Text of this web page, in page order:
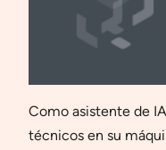
Como asistente de
técnicos en su